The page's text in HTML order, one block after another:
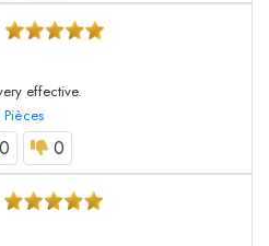
effective.
0 0